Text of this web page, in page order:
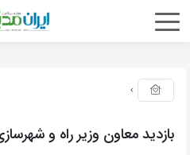
بازدید معاون وزیر راه و